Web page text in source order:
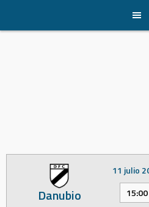
content
Danubio
11 julio
15:00